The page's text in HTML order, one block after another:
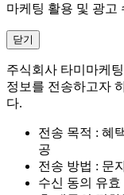
마케팅 활용 및 광고
닫기
주식회사 타미마케
정보를 전송하고자
다.
전송 목적 : 혜
공
전송 방법 : 문
수신 동의 유효